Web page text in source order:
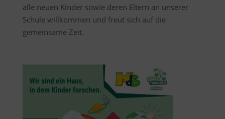
alle neuen Kinder sowie deren Eltern an unserer
Schule willkommen und freut sich auf die
gemeinsame Zeit.